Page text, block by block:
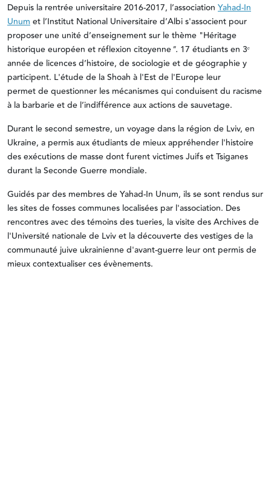
Depuis la rentrée universitaire 2016-2017, l’association Yahad-In
Unumet l’Institut National Universitaire d’Albi s'associent pour
proposer une unité d’enseignement sur le thème "Héritage
historique européen et réflexion citoyenne". 17 étudiants en 3ᵉ
année de licences d’histoire, de sociologie et de géographie y
participent. L'étude de la Shoah à l'Est de l'Europe leur
permet de questionner les mécanismes qui conduisent du racisme
à la barbarie et de l’indifférence aux actions de sauvetage.
Durant le second semestre, un voyage dans la région de Lviv, en
Ukraine, a permis aux étudiants de mieux appréhender l'histoire
des exécutions de masse dont furent victimes Juifs et Tsiganes
durant la Seconde Guerre mondiale.
Guidés par des membres de Yahad-In Unum, ils se sont rendus sur
les sites de fosses communes localisées par l'association. Des
rencontres avec des témoins des tueries, la visite des Archives de
l'Université nationale de Lviv et la découverte des vestiges de la
communauté juive ukrainienne d'avant-guerre leur ont permis de
mieux contextualiser ces évènements.